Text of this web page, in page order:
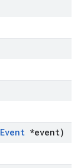
Event *event)